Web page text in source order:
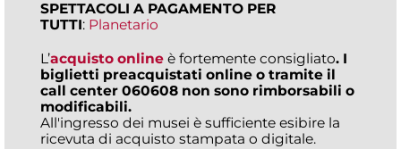
SPETTACOLI A PAGAMENTO PER
TUTTI: Planetario
L’acquisto online è fortemente consigliato. I
biglietti preacquistati online o tramite il
call center 060608 non sono rimborsabili o
modificabili.
All'ingresso dei musei è sufficiente esibire la
ricevuta di acquisto stampata o digitale.